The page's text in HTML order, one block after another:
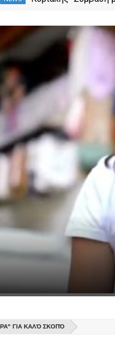
δυνάμεις
ΓΙΑ ΚΑΛΌ ΣΚΟΠΌ